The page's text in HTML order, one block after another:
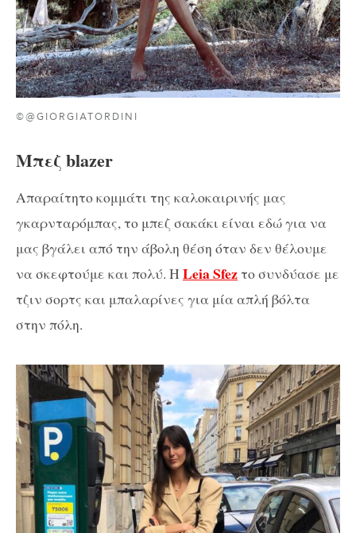
©@GIORGIATORDINI
Μπεζ blazer
Aπαραίτητο κομμάτι της καλοκαιρινής μας
γκαρνταρόμπας, το μπεζ σακάκι είναι εδώ για να
μας βγάλει από την άβολη θέση όταν δεν θέλουμε
να σκεφτούμε και πολύ. Η Leia Sfezτο συνδύασε με
τζιν σορτς και μπαλαρίνες για μία απλή βόλτα
στην πόλη.